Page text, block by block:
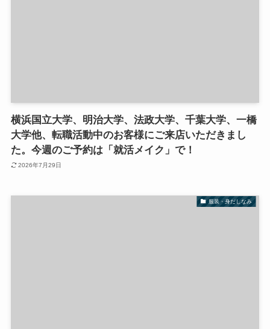
横浜国立大学、明治大学、法政大学、千葉大学、一橋
大学他、転職活動中のお客様にご来店いただきまし
た。今週のご予約は「就活メイク」で！
2026年7月29日
服装・身だしなみ